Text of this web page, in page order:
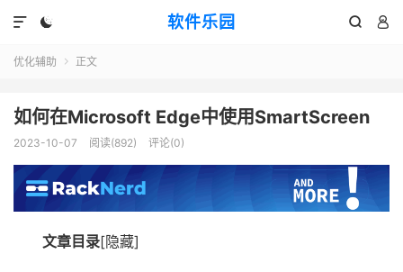
软件乐园 
 

优化辅助  正文
如何在Microsoft Edge中使用SmartScreen
2023-10-07 阅读(892) 评论(0)
文章目录[隐藏]